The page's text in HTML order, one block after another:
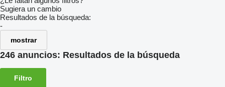
Sugiera un cambio
Resultados de la búsqueda:
-
mostrar
246 anuncios: Resultados de la búsqueda
Filtro